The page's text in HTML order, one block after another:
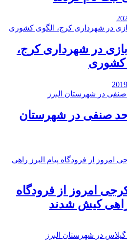
بازی در شهرداری کرج،
کشوری
۶ واحد صنفی در شهرستان
امروز از فرودگاه
راهی کیش شدند